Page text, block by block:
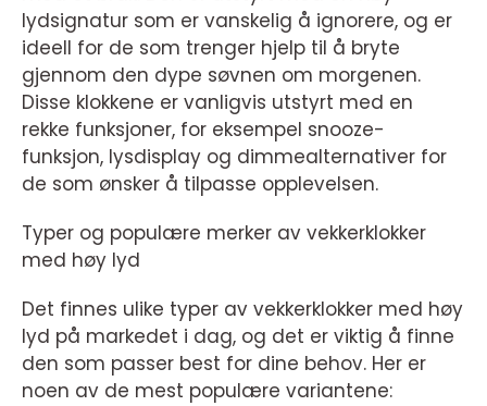
lydsignatur som er vanskelig å ignorere, og er
ideell for de som trenger hjelp til å bryte
gjennom den dype søvnen om morgenen.
Disse klokkene er vanligvis utstyrt med en
rekke funksjoner, for eksempel snooze-
funksjon, lysdisplay og dimmealternativer for
de som ønsker å tilpasse opplevelsen.
Typer og populære merker av vekkerklokker
med høy lyd
Det finnes ulike typer av vekkerklokker med høy
lyd på markedet i dag, og det er viktig å finne
den som passer best for dine behov. Her er
noen av de mest populære variantene: